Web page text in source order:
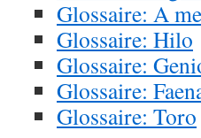
Glossaire: A
Glossaire: Hilo
Glossaire:
Glossaire:
Glossaire: Toro